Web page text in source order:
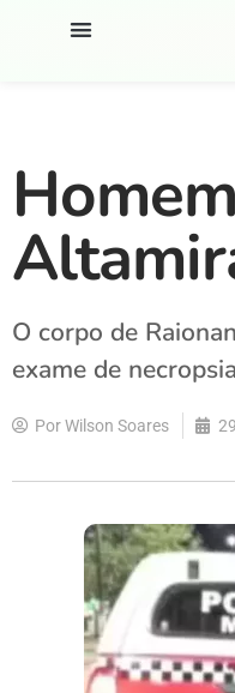
O corpo de
exame de
PorWilson Soares